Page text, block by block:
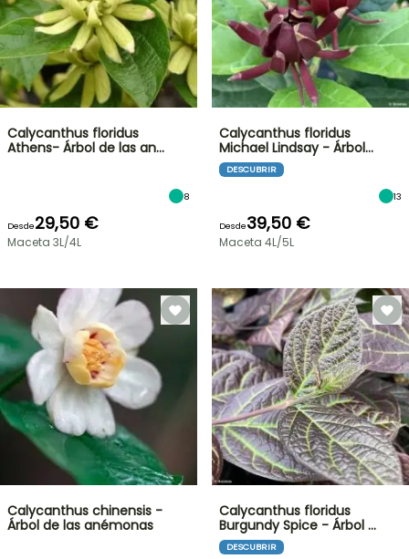
Calycanthus floridus
Athens- Árbol de las an…
8
Desde29,50 €
Maceta 3L/4L
Calycanthus floridus
Michael Lindsay - Árbol…
DESCUBRIR
13
Desde39,50 €
Maceta 4L/5L
Calycanthus chinensis -
Árbol de las anémonas
Calycanthus floridus
Burgundy Spice - Árbol …
DESCUBRIR